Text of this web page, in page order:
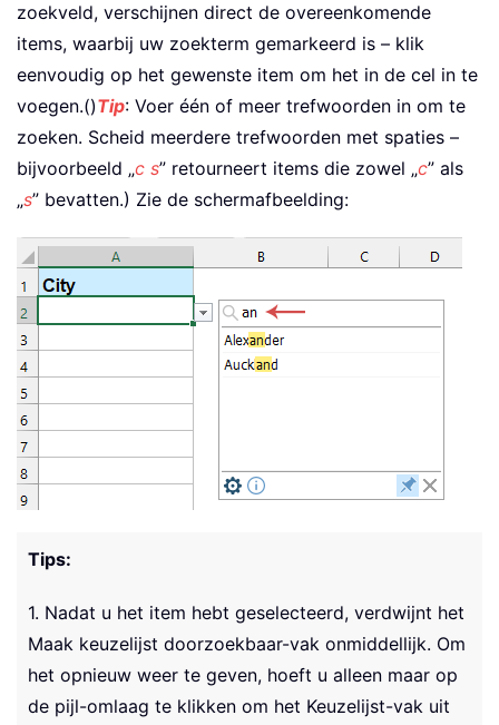
zoekveld, verschijnen direct de overeenkomende
items, waarbij uw zoekterm gemarkeerd is – klik
eenvoudig op het gewenste item om het in de cel in te
voegen.()Tip: Voer één of meer trefwoorden in om te
zoeken. Scheid meerdere trefwoorden met spaties –
bijvoorbeeld „c s” retourneert items die zowel „c” als
„s” bevatten.) Zie de schermafbeelding:
Tips:
1. Nadat u het item hebt geselecteerd, verdwijnt het
Maak keuzelijst doorzoekbaar-vak onmiddellijk. Om
het opnieuw weer te geven, hoeft u alleen maar op
de pijl-omlaag te klikken om het Keuzelijst-vak uit